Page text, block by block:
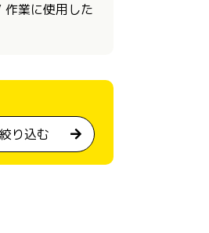
業に使用した
絞り込む